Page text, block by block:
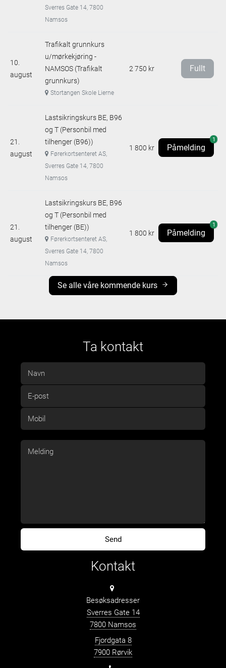
Sverres Gate 14, 7800
Namsos
10.
august
Trafikalt grunnkurs
u/mørkekjøring -
NAMSOS (Trafikalt
grunnkurs)
Stortangen Skole Lierne
2 750 kr Fullt
21.
august
Lastsikringskurs BE, B96
og T (Personbil med
tilhenger (B96))
Førerkortsenteret AS,
Sverres Gate 14, 7800
Namsos
1 800 kr Påmelding
1
21.
august
Lastsikringskurs BE, B96
og T (Personbil med
tilhenger (BE))
Førerkortsenteret AS,
Sverres Gate 14, 7800
Namsos
1 800 kr Påmelding
1
Se alle våre kommende kurs
Ta kontakt
Kontakt
Besøksadresser
Sverres Gate 14
7800 Namsos
Fjordgata 8
7900 Rørvik